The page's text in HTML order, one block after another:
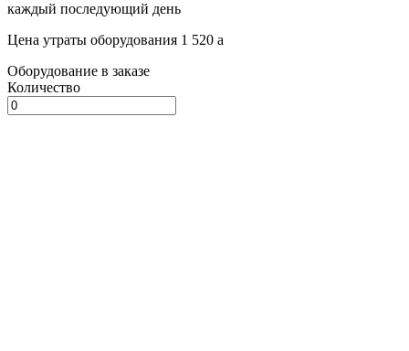
каждый последующий день
Цена утраты оборудования 1 520 a
Оборудование в заказе
Количество